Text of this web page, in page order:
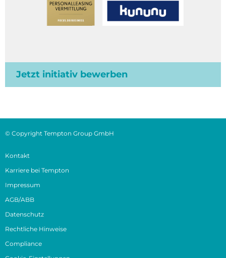
Jetzt initiativ bewerben
© Copyright Tempton Group GmbH
Kontakt
Karriere bei Tempton
Impressum
AGB/ABB
Datenschutz
Rechtliche Hinweise
Compliance